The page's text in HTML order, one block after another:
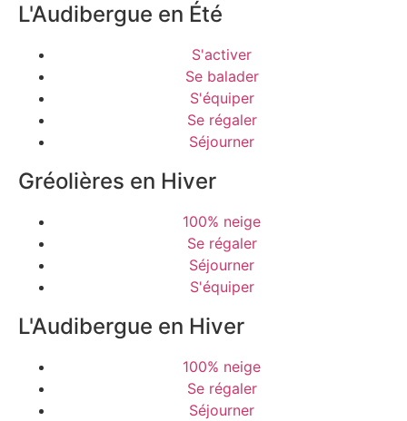
L'Audibergue en Été
S'activer
Se balader
S'équiper
Se régaler
Séjourner
Gréolières en Hiver
100% neige
Se régaler
Séjourner
S'équiper
L'Audibergue en Hiver
100% neige
Se régaler
Séjourner